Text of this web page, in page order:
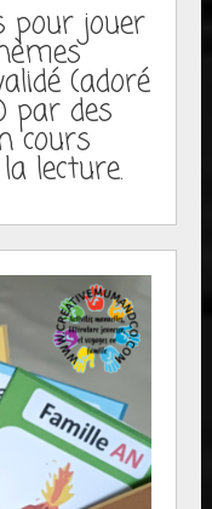
pour jouer
(adoré
par des
cours
lecture.